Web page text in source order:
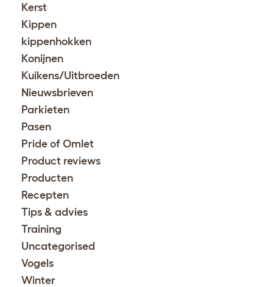
Kerst
Kippen
kippenhokken
Konijnen
Kuikens/Uitbroeden
Nieuwsbrieven
Parkieten
Pasen
Pride of Omlet
Product reviews
Producten
Recepten
Tips & advies
Training
Uncategorised
Vogels
Winter